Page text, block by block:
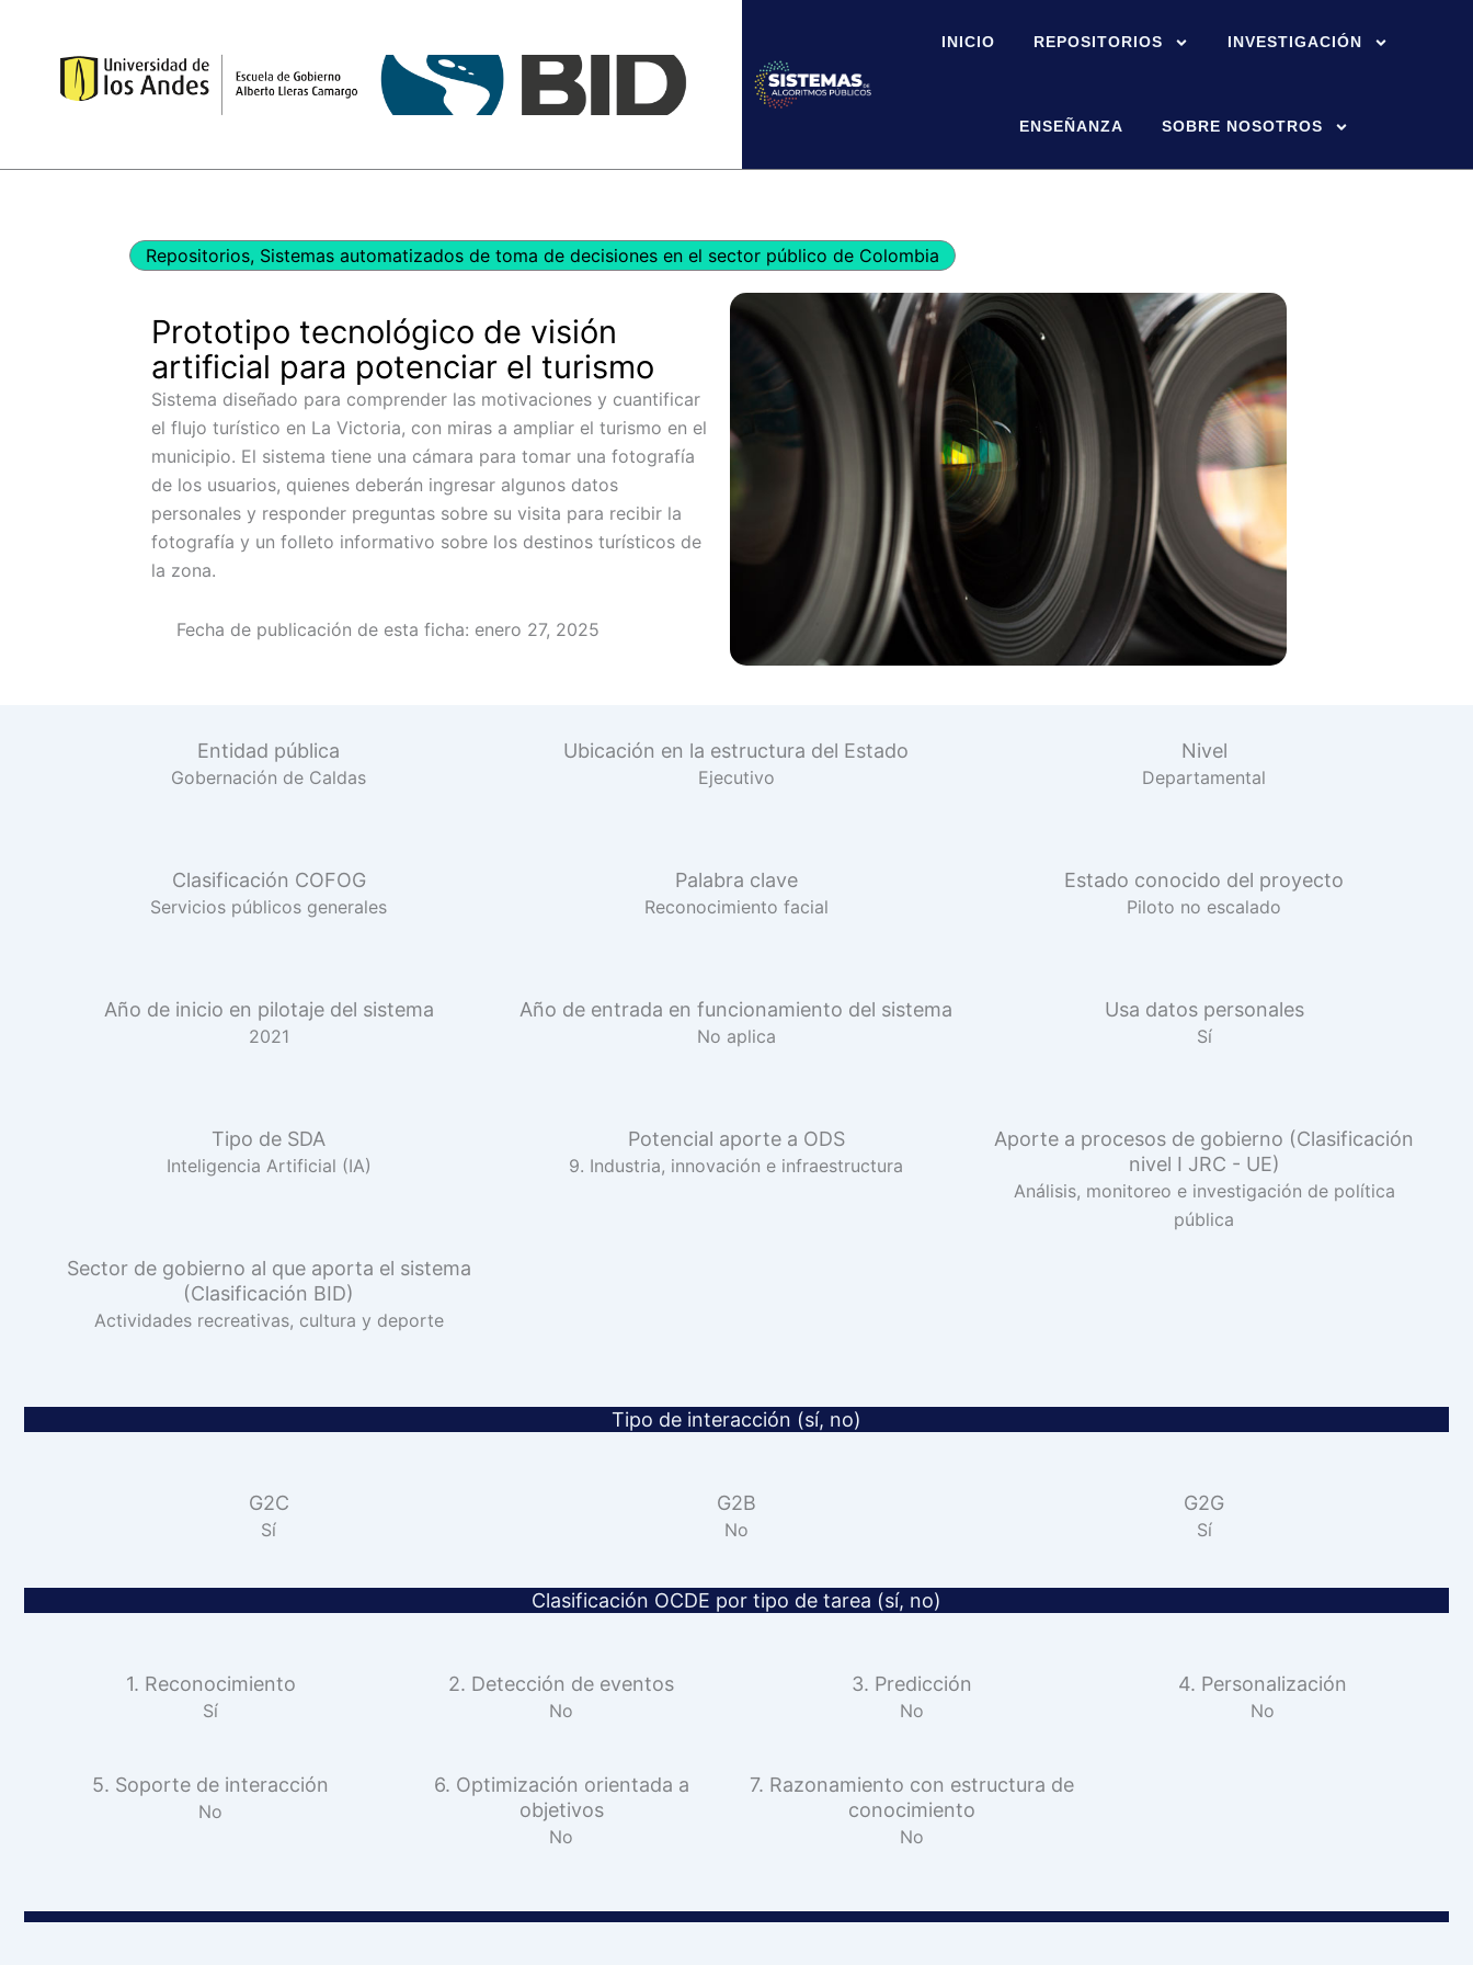
contenido
INICIO REPOSITORIOS INVESTIGACIÓN
ENSEÑANZA SOBRE NOSOTROS
Repositorios, Sistemas automatizados de toma de decisiones en el sector público de Colombia
Prototipo tecnológico de visión
artificial para potenciar el turismo
Sistema diseñado para comprender las motivaciones y cuantificar
el flujo turístico en La Victoria, con miras a ampliar el turismo en el
municipio. El sistema tiene una cámara para tomar una fotografía
de los usuarios, quienes deberán ingresar algunos datos
personales y responder preguntas sobre su visita para recibir la
fotografía y un folleto informativo sobre los destinos turísticos de
la zona.
Fecha de publicación de esta ficha: enero 27, 2025
Entidad pública
Gobernación de Caldas
Ubicación en la estructura del Estado
Ejecutivo
Nivel
Departamental
Clasificación COFOG
Servicios públicos generales
Palabra clave
Reconocimiento facial
Estado conocido del proyecto
Piloto no escalado
Año de inicio en pilotaje del sistema
2021
Año de entrada en funcionamiento del sistema
No aplica
Usa datos personales
Sí
Tipo de SDA
Inteligencia Artificial (IA)
Potencial aporte a ODS
9. Industria, innovación e infraestructura
Aporte a procesos de gobierno (Clasificación
nivel I JRC - UE)
Análisis, monitoreo e investigación de política
pública
Sector de gobierno al que aporta el sistema
(Clasificación BID)
Actividades recreativas, cultura y deporte
Tipo de interacción (sí, no)
G2C
Sí
G2B
No
G2G
Sí
Clasificación OCDE por tipo de tarea (sí, no)
1. Reconocimiento
Sí
2. Detección de eventos
No
3. Predicción
No
4. Personalización
No
5. Soporte de interacción
No
6. Optimización orientada a
objetivos
No
7. Razonamiento con estructura de
conocimiento
No